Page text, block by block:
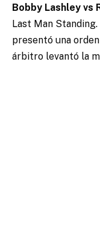
Bobby Lashley vs
Last Man
presentó una
árbitro levantó la